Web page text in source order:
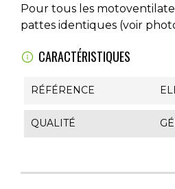
Pour tous les
pattes identiques (voir
CARACTÉRISTIQUES
RÉFÉRENCE
QUALITÉ